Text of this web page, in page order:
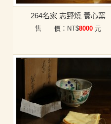
264名家 志野燒 養心窯
售 價：NT$8000 元